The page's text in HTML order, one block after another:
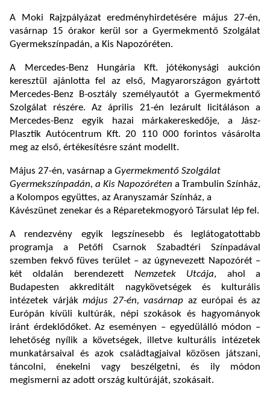
A Moki Rajzpályázat eredményhirdetésére május 27-én,
vasárnap 15 órakor kerül sor a Gyermekmentő Szolgálat
Gyermekszínpadán, a Kis Napozóréten.
A Mercedes-Benz Hungária Kft. jótékonysági aukción
keresztül ajánlotta fel az első, Magyarországon gyártott
Mercedes-Benz B-osztály személyautót a Gyermekmentő
Szolgálat részére. Az április 21-én lezárult licitáláson a
Mercedes-Benz egyik hazai márkakereskedője, a Jász-
Plasztik Autócentrum Kft. 20 110 000 forintos vásárolta
meg az első, értékesítésre szánt modellt.
Május 27-én, vasárnap a Gyermekmentő Szolgálat
Gyermekszínpadán, a Kis Napozóréten a Trambulin Színház,
a Kolompos együttes, az Aranyszamár Színház, a
Kávészünet zenekar és a Réparetekmogyoró Társulat lép fel.
A rendezvény egyik legszínesebb és leglátogatottabb
programja a Petőfi Csarnok Szabadtéri Színpadával
szemben fekvő füves terület – az úgynevezett Napozórét –
két oldalán berendezett Nemzetek Utcája, ahol a
Budapesten akkreditált nagykövetségek és kulturális
intézetek várják május 27-én, vasárnap az európai és az
Európán kívüli kultúrák, népi szokások és hagyományok
iránt érdeklődőket. Az eseményen – egyedülálló módon –
lehetőség nyílik a követségek, illetve kulturális intézetek
munkatársaival és azok családtagjaival közösen játszani,
táncolni, énekelni vagy beszélgetni, és ily módon
megismerni az adott ország kultúráját, szokásait.